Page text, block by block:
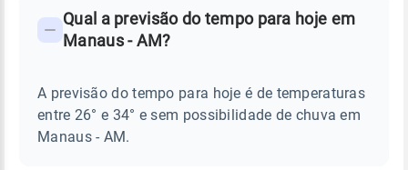
PREVISÃO
TEMPO
MANAUS
Perguntas
sobre
chuva
Qual a previsão do tempo para hoje em
Manaus - AM?
A previsão do tempo para hoje é de temperaturas
entre 26° e 34° e sem possibilidade de chuva em
Manaus - AM.